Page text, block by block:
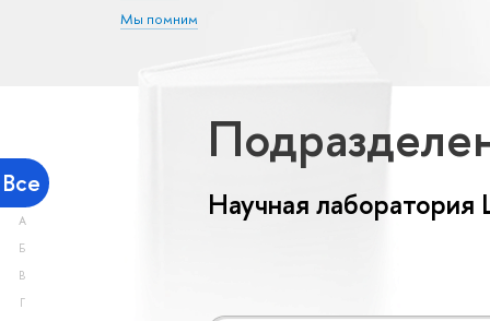
Мы помним
Все
А
Б
В
Г
Научная